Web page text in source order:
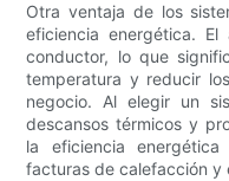
Otra ventaja de los
eficiencia energética.
conductor, lo que
temperatura y reducir
negocio. Al elegir un
descansos térmicos y
la eficiencia
facturas de calefacción y